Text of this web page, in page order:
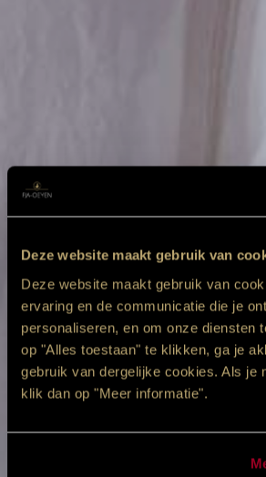
Deze website maakt gebruik van
Deze website maakt gebruik van
ervaring en de communicatie die je
personaliseren, en om onze diensten
op "Alles toestaan" te klikken, ga je
gebruik van dergelijke cookies. Als je
klik dan op "Meer informatie".